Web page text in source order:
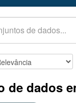
de dados